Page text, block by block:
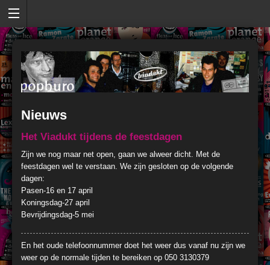
Nieuws
Het Viadukt tijdens de feestdagen
Zijn we nog maar net open, gaan we alweer dicht. Met de
feestdagen wel te verstaan. We zijn gesloten op de volgende
dagen:
Pasen-16 en 17 april
Koningsdag-27 april
Bevrijdingsdag-5 mei
En het oude telefoonnummer doet het weer dus vanaf nu zijn we
weer op de normale tijden te bereiken op 050 3130379